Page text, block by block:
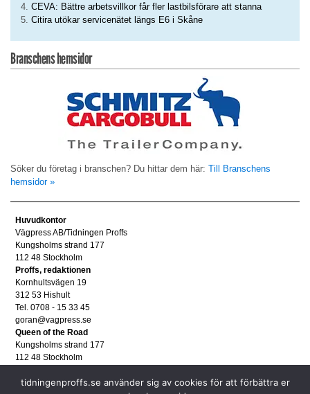
CEVA: Bättre arbetsvillkor får fler lastbilsförare att stanna
Citira utökar servicenätet längs E6 i Skåne
Branschens hemsidor
Söker du företag i branschen? Du hittar dem här: Till Branschens
hemsidor »
Huvudkontor
Vägpress AB/Tidningen Proffs
Kungsholms strand 177
112 48 Stockholm
Proffs, redaktionen
Kornhultsvägen 19
312 53 Hishult
Tel. 0708 - 15 33 45
goran@vagpress.se
Queen of the Road
Kungsholms strand 177
112 48 Stockholm
Tel. 08 - 653 83 80
tidningenproffs.se använder sig av cookies för att förbättra er